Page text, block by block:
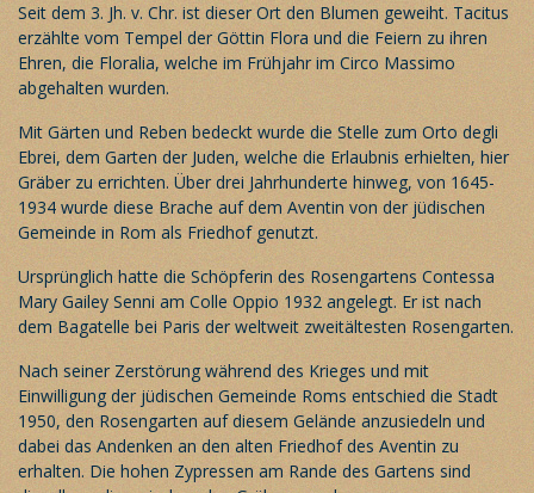
Seit dem 3. Jh. v. Chr. ist dieser Ort den Blumen geweiht. Tacitus
erzählte vom Tempel der Göttin Flora und die Feiern zu ihren
Ehren, die Floralia, welche im Frühjahr im Circo Massimo
abgehalten wurden.
Mit Gärten und Reben bedeckt wurde die Stelle zum Orto degli
Ebrei, dem Garten der Juden, welche die Erlaubnis erhielten, hier
Gräber zu errichten. Über drei Jahrhunderte hinweg, von 1645-
1934 wurde diese Brache auf dem Aventin von der jüdischen
Gemeinde in Rom als Friedhof genutzt.
Ursprünglich hatte die Schöpferin des Rosengartens Contessa
Mary Gailey Senni am Colle Oppio 1932 angelegt. Er ist nach
dem Bagatelle bei Paris der weltweit zweitältesten Rosengarten.
Nach seiner Zerstörung während des Krieges und mit
Einwilligung der jüdischen Gemeinde Roms entschied die Stadt
1950, den Rosengarten auf diesem Gelände anzusiedeln und
dabei das Andenken an den alten Friedhof des Aventin zu
erhalten. Die hohen Zypressen am Rande des Gartens sind